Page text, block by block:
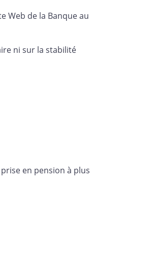
Web de la Banque au
ni sur la stabilité
en pension à plus